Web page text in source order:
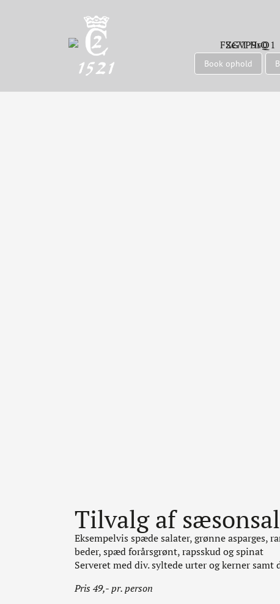
Book ophold
Tilvalg af
Eksempelvis spæde salater, grønne asparges,
beder, spæd forårsgrønt, rapsskud og spinat
Serveret med div. syltede urter og kerner samt
Pris 49,- pr. person